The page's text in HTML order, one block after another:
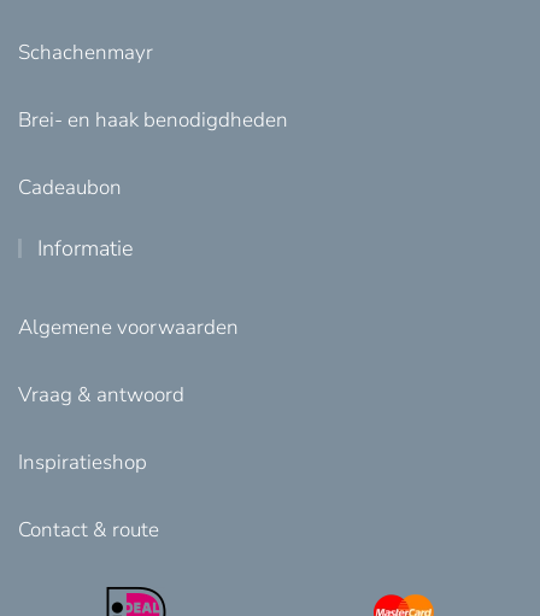
Schachenmayr
Brei- en haak benodigdheden
Cadeaubon
Informatie
Algemene voorwaarden
Vraag & antwoord
Inspiratieshop
Contact & route